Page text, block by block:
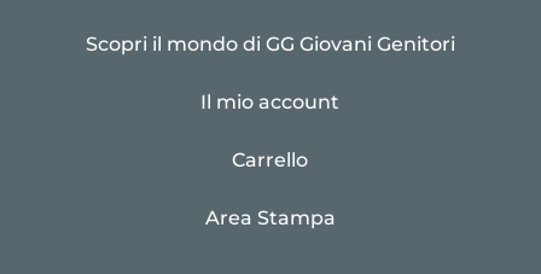
Scopri il mondo di GG Giovani Genitori
Il mio account
Carrello
Area Stampa